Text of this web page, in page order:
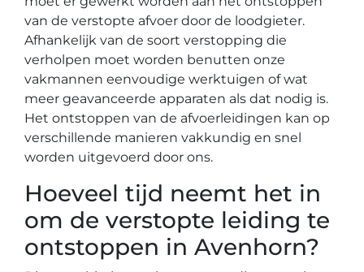
van de verstopte afvoer door de loodgieter.
Afhankelijk van de soort verstopping die
verholpen moet worden benutten onze
vakmannen eenvoudige werktuigen of wat
meer geavanceerde apparaten als dat nodig is.
Het ontstoppen van de afvoerleidingen kan op
verschillende manieren vakkundig en snel
worden uitgevoerd door ons.
Hoeveel tijd neemt het in
om de verstopte leiding te
ontstoppen in Avenhorn?